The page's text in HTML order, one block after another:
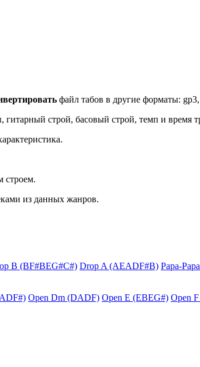
файл табов в другие форматы:
гитарный строй, басовый строй, темп и время
строем.
из данных жанров.
B (BF#BEG#C#) Drop A (AEADF#B) Papa-
Open Dm (DADF) Open E (EBEG#) Open